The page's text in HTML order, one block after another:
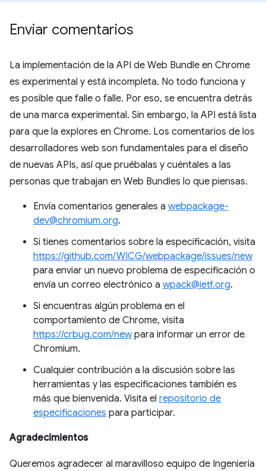
Enviar comentarios
La implementación de la API de Web Bundle en Chrome
es experimental y está incompleta. No todo funciona y
es posible que falle o falle. Por eso, se encuentra detrás
de una marca experimental. Sin embargo, la API está lista
para que la explores en Chrome. Los comentarios de los
desarrolladores web son fundamentales para el diseño
de nuevas APIs, así que pruébalas y cuéntales a las
personas que trabajan en Web Bundles lo que piensas.
Envía comentarios generales a webpackage-
dev@chromium.org.
Si tienes comentarios sobre la especificación, visita
https://github.com/WICG/webpackage/issues/new
para enviar un nuevo problema de especificación o
envía un correo electrónico a wpack@ietf.org.
Si encuentras algún problema en el
comportamiento de Chrome, visita
https://crbug.com/newpara informar un error de
Chromium.
Cualquier contribución a la discusión sobre las
herramientas y las especificaciones también es
más que bienvenida. Visita el repositorio de
especificaciones para participar.
Agradecimientos
Queremos agradecer al maravilloso equipo de Ingeniería